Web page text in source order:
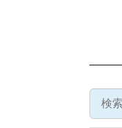
検
索